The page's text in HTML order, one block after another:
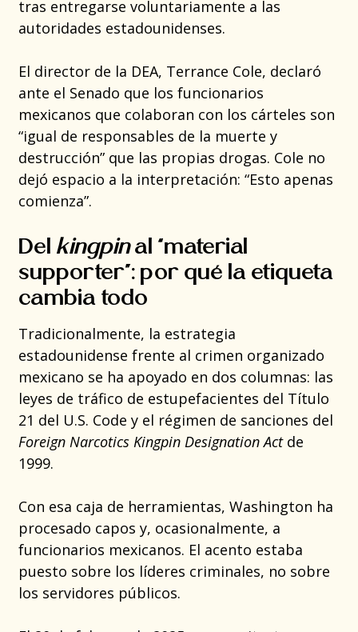
tras entregarse voluntariamente a las
autoridades estadounidenses.
El director de la DEA, Terrance Cole, declaró
ante el Senado que los funcionarios
mexicanos que colaboran con los cárteles son
“igual de responsables de la muerte y
destrucción” que las propias drogas. Cole no
dejó espacio a la interpretación: “Esto apenas
comienza”.
Del kingpinal “material
supporter”: por qué la etiqueta
cambia todo
Tradicionalmente, la estrategia
estadounidense frente al crimen organizado
mexicano se ha apoyado en dos columnas: las
leyes de tráfico de estupefacientes del Título
21 del U.S. Code y el régimen de sanciones del
Foreign Narcotics Kingpin Designation Actde
1999.
Con esa caja de herramientas, Washington ha
procesado capos y, ocasionalmente, a
funcionarios mexicanos. El acento estaba
puesto sobre los líderes criminales, no sobre
los servidores públicos.